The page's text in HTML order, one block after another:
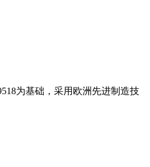
为基础，采用欧洲先进制造技